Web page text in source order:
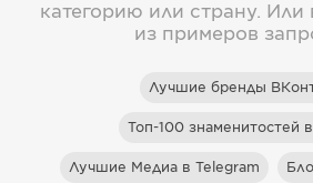
категорию или страну. Или
из примеров
Лучшие бренды
Топ-100 знаменитостей
Лучшие Медиа в Telegram